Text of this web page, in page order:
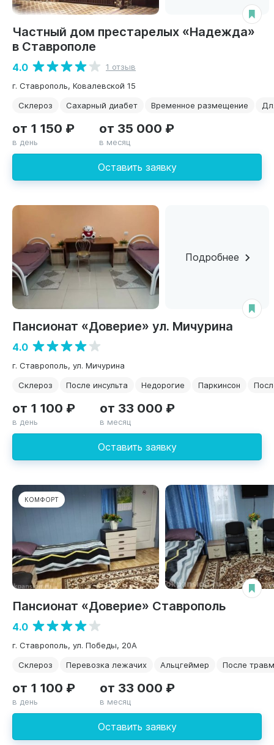
Частный дом престарелых «Надежда»
в Ставрополе
4.0
1 отзыв
г. Ставрополь, Ковалевской 15
Склероз
Сахарный диабет Временное размещение
Оставить заявку
от 1 150 ₽
в день
от 35 000 ₽
в месяц
Подробнее
Пансионат «Доверие» ул. Мичурина
4.0
г. Ставрополь, ул. Мичурина
Склероз
После инсульта Недорогие Паркинсон
Оставить заявку
от 1 100 ₽
в день
от 33 000 ₽
в месяц
КОМФОРТ
Пансионат «Доверие» Ставрополь
4.0
г. Ставрополь, ул. Победы, 20А
Склероз
Перевозка лежачих Альцгеймер После травм
Оставить заявку
от 1 100 ₽
в день
от 33 000 ₽
в месяц